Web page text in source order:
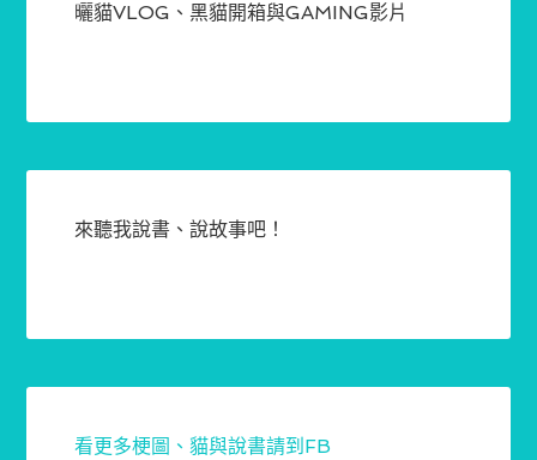
曬貓VLOG、黑貓開箱與GAMING影片
來聽我說書、說故事吧！
看更多梗圖、貓與說書請到FB